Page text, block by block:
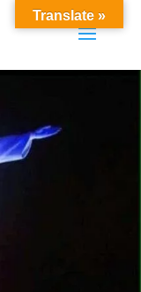
Translate »